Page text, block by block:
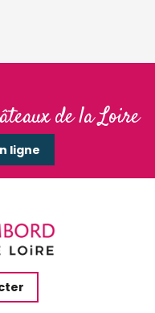
de la Loire
ligne